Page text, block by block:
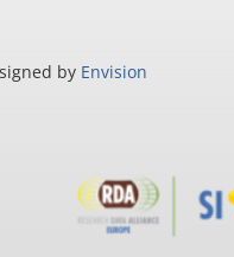
by Envision